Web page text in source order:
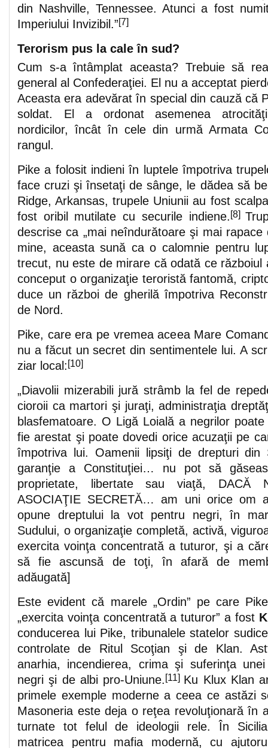
din Nashville, Tennessee. Atunci a fost
Imperiului Invizibil.”[7]
Terorism pus la cale în sud?
Cum s-a întâmplat aceasta? Trebuie să
general al Confederaţiei. El nu a acceptat
Aceasta era adevărat în special din cauză că
soldat. El a ordonat asemenea
nordicilor, încât în cele din urmă Armata
rangul.
Pike a folosit indieni în luptele împotriva
face cruzi şi însetaţi de sânge, le dădea să
Ridge, Arkansas, trupele Uniunii au fost
fost oribil mutilate cu securile indiene.[8]
descrise ca „mai neîndurătoare şi mai rapace
mine, aceasta sună ca o calomnie pentru
trecut, nu este de mirare că odată ce războiul
conceput o organizaţie teroristă fantomă,
duce un război de gherilă împotriva
de Nord.
Pike, care era pe vremea aceea Mare
nu a făcut un secret din sentimentele lui. A
ziar local:[10]
„Diavolii mizerabili jură strâmb la fel de
cioroii ca martori şi juraţi, administraţia
blasfematoare. O Ligă Loială a negrilor
fie arestat şi poate dovedi orice acuzaţii pe
împotriva lui. Oamenii lipsiţi de drepturi din
garanţie a Constituţiei… nu pot să
proprietate, libertate sau viaţă, DACĂ
ASOCIAŢIE SECRETĂ… am uni orice om
opune dreptului la vot pentru negri, în
Sudului, o organizaţie completă, activă,
exercita voinţa concentrată a tuturor, şi a
să fie ascunsă de toţi, în afară de
adăugată]
Este evident că marele „Ordin” pe care
„exercita voinţa concentrată a tuturor” a fost
conducerea lui Pike, tribunalele statelor
controlate de Ritul Scoţian şi de Klan.
anarhia, incendierea, crima şi suferinţa
negri şi de albi pro-Uniune.[11] Ku Klux Klan
primele exemple moderne a ceea ce astăzi
Masoneria este deja o reţea revoluţionară în
turnate tot felul de ideologii rele. În
matricea pentru mafia modernă, cu